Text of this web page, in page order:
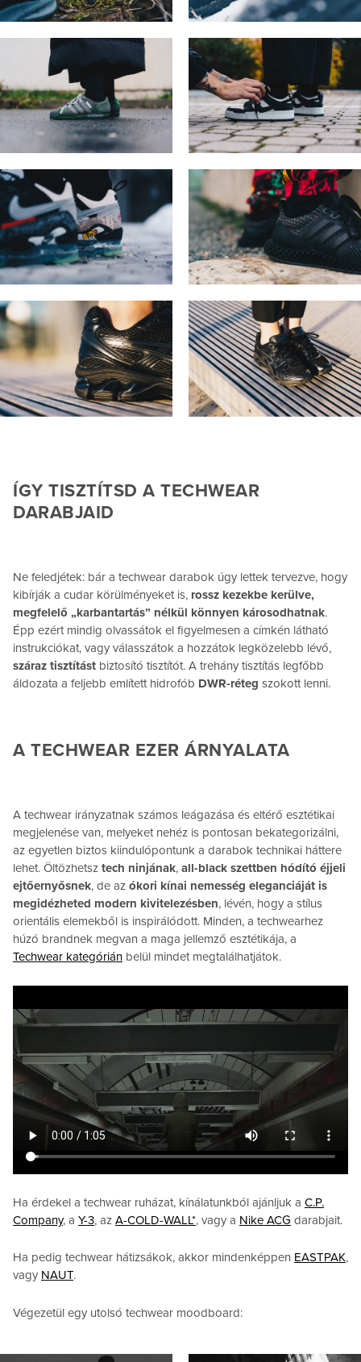
ÍGY TISZTÍTSD A TECHWEAR
DARABJAID
Ne feledjétek: bár a techwear darabok úgy lettek tervezve, hogy
kibírják a cudar körülményeket is, rossz kezekbe kerülve,
megfelelő „karbantartás” nélkül könnyen károsodhatnak.
Épp ezért mindig olvassátok el figyelmesen a címkén látható
instrukciókat, vagy válasszátok a hozzátok legközelebb lévő,
száraz tisztítást biztosító tisztítót. A trehány tisztítás legfőbb
áldozata a feljebb említett hidrofób DWR-réteg szokott lenni.
A TECHWEAR EZER ÁRNYALATA
A techwear irányzatnak számos leágazása és eltérő esztétikai
megjelenése van, melyeket nehéz is pontosan bekategorizálni,
az egyetlen biztos kiindulópontunk a darabok technikai háttere
lehet. Öltözhetsz tech ninjának, all-black szettben hódító éjjeli
ejtőernyősnek, de az ókori kínai nemesség eleganciáját is
megidézheted modern kivitelezésben, lévén, hogy a stílus
orientális elemekből is inspirálódott. Minden, a techwearhez
húzó brandnek megvan a maga jellemző esztétikája, a
Techwear kategórián belül mindet megtalálhatjátok.
Ha érdekel a techwear ruházat, kínálatunkból ajánljuk a C.P.
Company, a Y-3, az A-COLD-WALL*, vagy a Nike ACG darabjait.
Ha pedig techwear hátizsákok, akkor mindenképpen EASTPAK,
vagy NAUT.
Végezetül egy utolsó techwear moodboard: